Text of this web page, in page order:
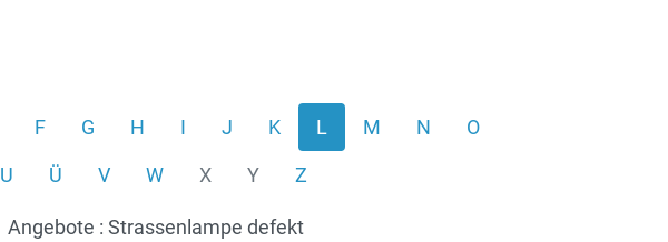
F G H I J K L M N O
U Ü V W X Y Z
Angebote : Strassenlampe defekt